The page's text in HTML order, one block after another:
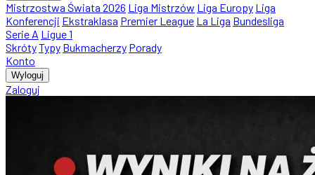
Mistrzostwa Świata 2026 Liga Mistrzów Liga Europy Liga
Konferencji Ekstraklasa Premier League La Liga Bundesliga
Serie A Ligue 1
SkrótyTypy Bukmacherzy Porady
Konto
Wyloguj
Zaloguj